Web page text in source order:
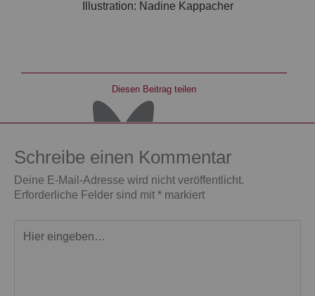
Illustration: Nadine Kappacher
Diesen Beitrag teilen
Schreibe einen Kommentar
Deine E-Mail-Adresse wird nicht veröffentlicht.
Erforderliche Felder sind mit * markiert
eingeben…